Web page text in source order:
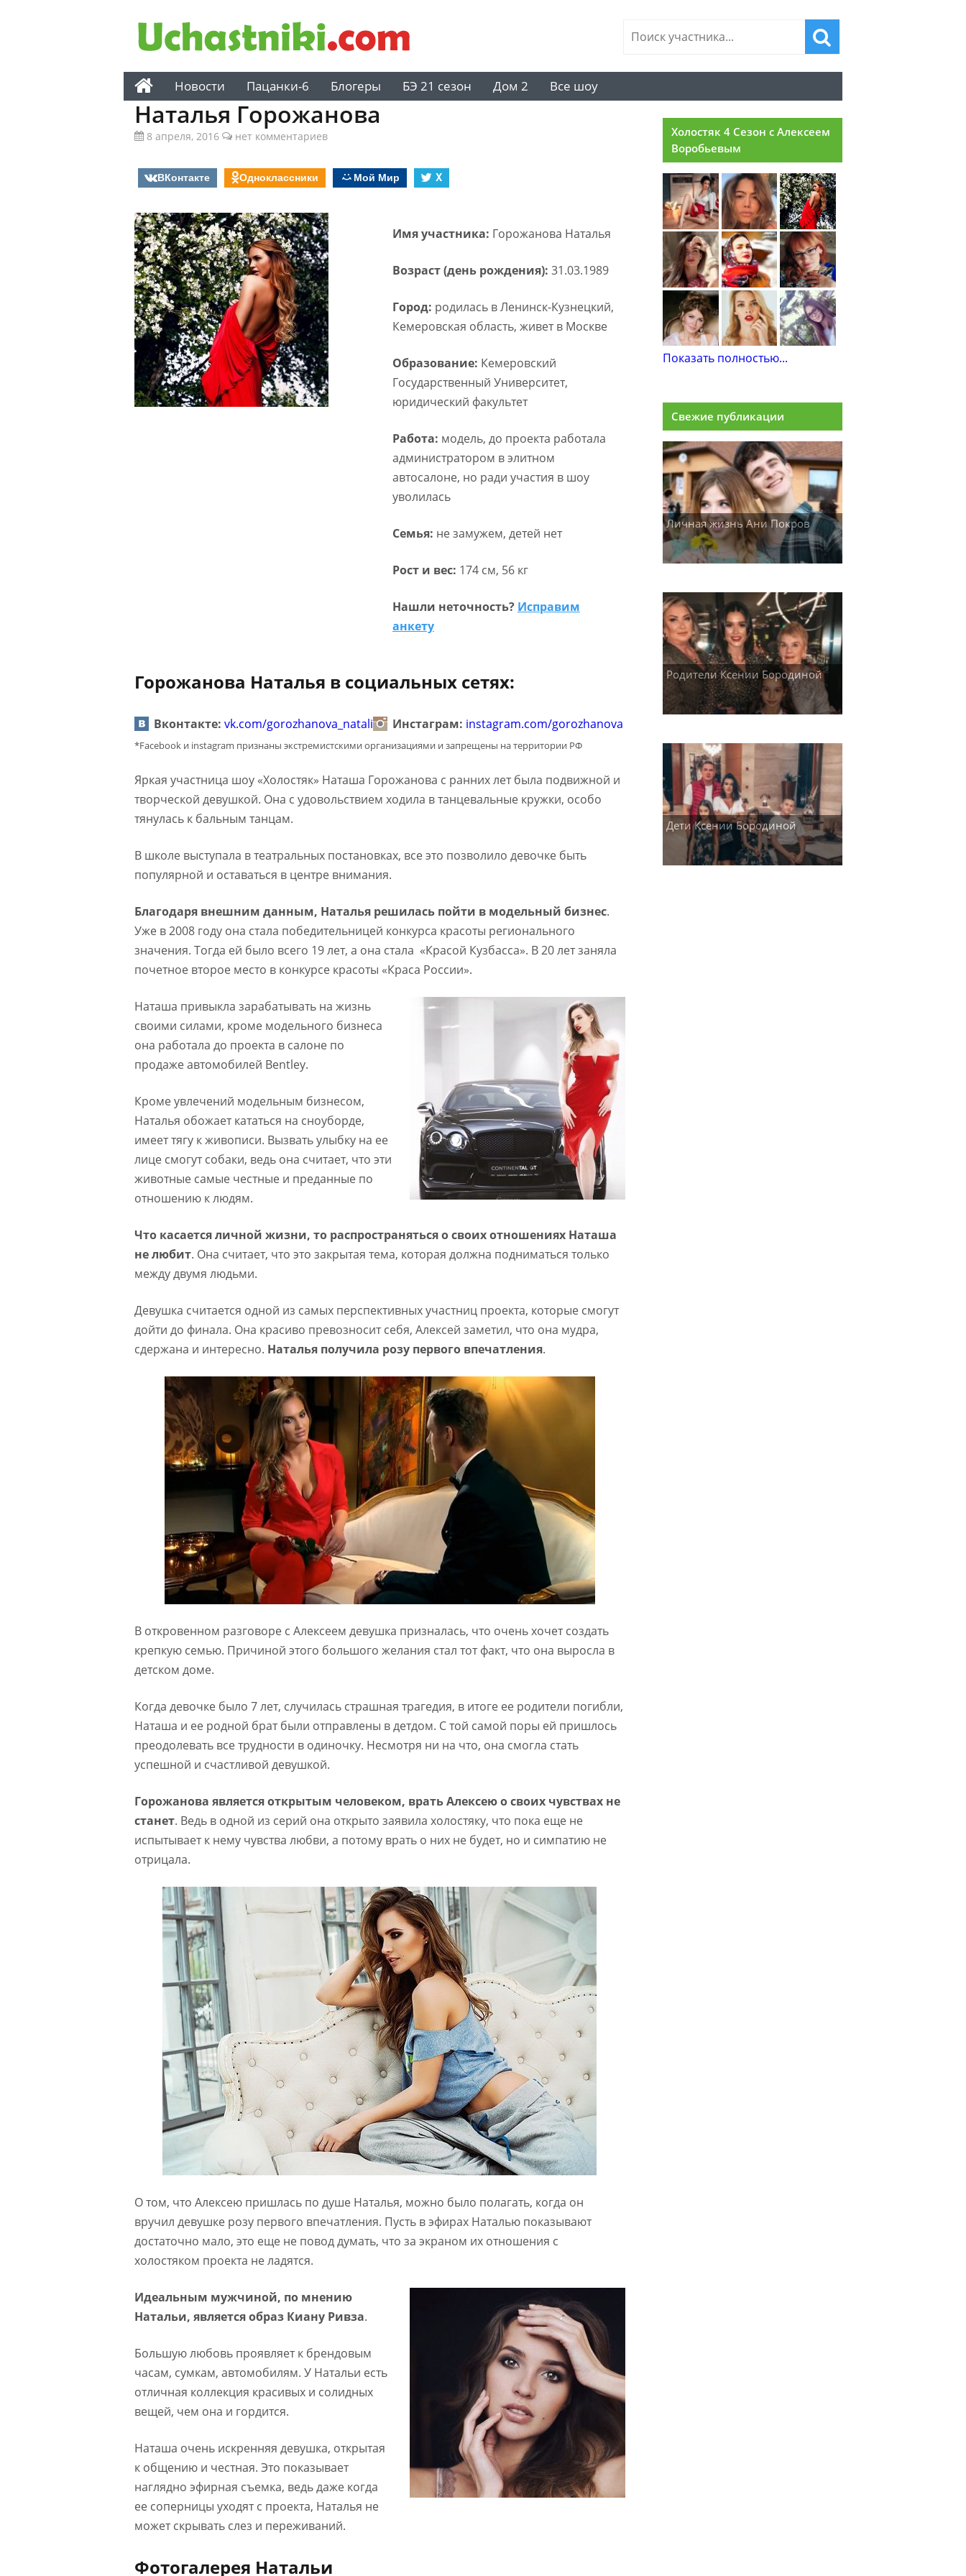
Новости Пацанки-6 Блогеры БЭ 21 сезон Дом 2 Все шоу
Наталья Горожанова
8 апреля, 2016 нет комментариев
ВКонтакте Одноклассники Мой Мир X
Имя участника: Горожанова Наталья
Возраст (день рождения): 31.03.1989
Город: родилась в Ленинск-Кузнецкий,
Кемеровская область, живет в Москве
Образование: Кемеровский
Государственный Университет,
юридический факультет
Работа: модель, до проекта работала
администратором в элитном
автосалоне, но ради участия в шоу
уволилась
Семья: не замужем, детей нет
Рост и вес: 174 см, 56 кг
Нашли неточность? Исправим
анкету
Горожанова Наталья в социальных сетях:
Вконтакте: vk.com/gorozhanova_natali Инстаграм: instagram.com/gorozhanova
*Facebook и instagram признаны экстремистскими организациями и запрещены на территории РФ
Яркая участница шоу «Холостяк» Наташа Горожанова с ранних лет была подвижной и
творческой девушкой. Она с удовольствием ходила в танцевальные кружки, особо
тянулась к бальным танцам.
В школе выступала в театральных постановках, все это позволило девочке быть
популярной и оставаться в центре внимания.
Благодаря внешним данным, Наталья решилась пойти в модельный бизнес.
Уже в 2008 году она стала победительницей конкурса красоты регионального
значения. Тогда ей было всего 19 лет, а она стала «Красой Кузбасса». В 20 лет заняла
почетное второе место в конкурсе красоты «Краса России».
Наташа привыкла зарабатывать на жизнь
своими силами, кроме модельного бизнеса
она работала до проекта в салоне по
продаже автомобилей Bentley.
Кроме увлечений модельным бизнесом,
Наталья обожает кататься на сноуборде,
имеет тягу к живописи. Вызвать улыбку на ее
лице смогут собаки, ведь она считает, что эти
животные самые честные и преданные по
отношению к людям.
Что касается личной жизни, то распространяться о своих отношениях Наташа
не любит. Она считает, что это закрытая тема, которая должна подниматься только
между двумя людьми.
Девушка считается одной из самых перспективных участниц проекта, которые смогут
дойти до финала. Она красиво превозносит себя, Алексей заметил, что она мудра,
сдержана и интересно. Наталья получила розу первого впечатления.
В откровенном разговоре с Алексеем девушка призналась, что очень хочет создать
крепкую семью. Причиной этого большого желания стал тот факт, что она выросла в
детском доме.
Когда девочке было 7 лет, случилась страшная трагедия, в итоге ее родители погибли,
Наташа и ее родной брат были отправлены в детдом. С той самой поры ей пришлось
преодолевать все трудности в одиночку. Несмотря ни на что, она смогла стать
успешной и счастливой девушкой.
Горожанова является открытым человеком, врать Алексею о своих чувствах не
станет. Ведь в одной из серий она открыто заявила холостяку, что пока еще не
испытывает к нему чувства любви, а потому врать о них не будет, но и симпатию не
отрицала.
О том, что Алексею пришлась по душе Наталья, можно было полагать, когда он
вручил девушке розу первого впечатления. Пусть в эфирах Наталью показывают
достаточно мало, это еще не повод думать, что за экраном их отношения с
холостяком проекта не ладятся.
Идеальным мужчиной, по мнению
Натальи, является образ Киану Ривза.
Большую любовь проявляет к брендовым
часам, сумкам, автомобилям. У Натальи есть
отличная коллекция красивых и солидных
вещей, чем она и гордится.
Наташа очень искренняя девушка, открытая
к общению и честная. Это показывает
наглядно эфирная съемка, ведь даже когда
ее соперницы уходят с проекта, Наталья не
может скрывать слез и переживаний.
Фотогалерея Натальи
Холостяк 4 Сезон с Алексеем
Воробьевым
Показать полностью...
Свежие публикации
Личная жизнь Ани Покров
Родители Ксении Бородиной
Дети Ксении Бородиной